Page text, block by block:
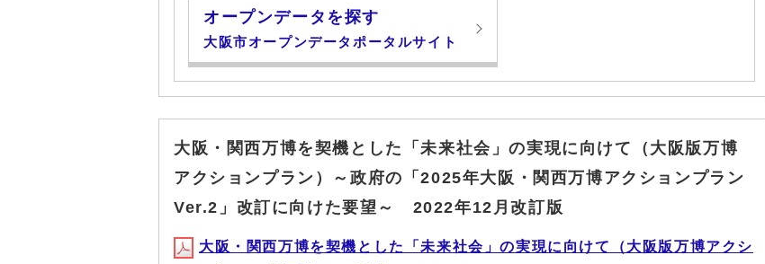
オープンデータを探す
大阪市オープンデータポータルサイト
大阪・関西万博を契機とした「未来社会」の実現に向けて（大阪版万博
アクションプラン）～政府の「2025年大阪・関西万博アクションプラン
Ver.2」改訂に向けた要望～ 2022年12月改訂版
大阪・関西万博を契機とした「未来社会」の実現に向けて（大阪版万博アクシ